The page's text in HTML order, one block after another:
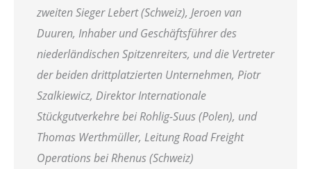
zweiten Sieger Lebert (Schweiz), Jeroen van
Duuren, Inhaber und Geschäftsführer des
niederländischen Spitzenreiters, und die Vertreter
der beiden drittplatzierten Unternehmen, Piotr
Szalkiewicz, Direktor Internationale
Stückgutverkehre bei Rohlig-Suus (Polen), und
Thomas Werthmüller, Leitung Road Freight
Operations bei Rhenus (Schweiz)